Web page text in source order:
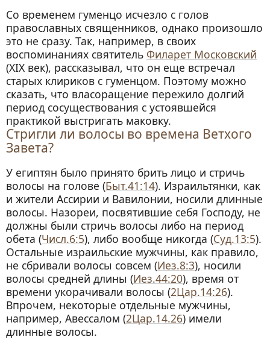
Со временем гуменцо исчезло с голов
православных священников, однако произошло
это не сразу. Так, например, в своих
воспоминаниях святитель Филарет Московский
(XIX век), рассказывал, что он еще встречал
старых клириков с гуменцом. Поэтому можно
сказать, что власоращение пережило долгий
период сосуществования с устоявшейся
практикой выстригать маковку.
Стригли ли волосы во времена Ветхого
Завета?
У египтян было принято брить лицо и стричь
волосы на голове (Быт.41:14). Израильтянки, как
и жители Ассирии и Вавилонии, носили длинные
волосы. Назореи, посвятившие себя Господу, не
должны были стричь волосы либо на период
обета (Числ.6:5), либо вообще никогда (Суд.13:5).
Остальные израильские мужчины, как правило,
не сбривали волосы совсем (Иез.8:3), носили
волосы средней длины (Иез.44:20), время от
времени укорачивали волосы (2Цар.14:26).
Впрочем, некоторые отдельные мужчины,
например, Авессалом (2Цар.14.26) имели
длинные волосы.